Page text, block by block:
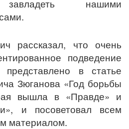
завладеть нашими
рассказал, что очень
подведение
в статье
Зюганова «Год борьбы
вышла в «Правде» и
и посоветовал всем
материалом.